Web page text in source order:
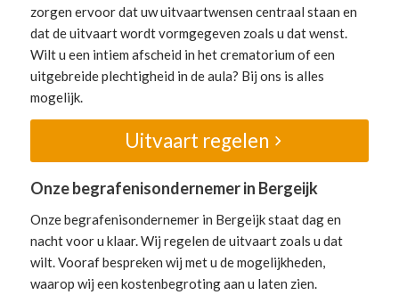
zorgen ervoor dat uw uitvaartwensen centraal staan en
dat de uitvaart wordt vormgegeven zoals u dat wenst.
Wilt u een intiem afscheid in het crematorium of een
uitgebreide plechtigheid in de aula? Bij ons is alles
mogelijk.
Uitvaart regelen
Onze begrafenisondernemer in Bergeijk
Onze begrafenisondernemer in Bergeijk staat dag en
nacht voor u klaar. Wij regelen de uitvaart zoals u dat
wilt. Vooraf bespreken wij met u de mogelijkheden,
waarop wij een kostenbegroting aan u laten zien.